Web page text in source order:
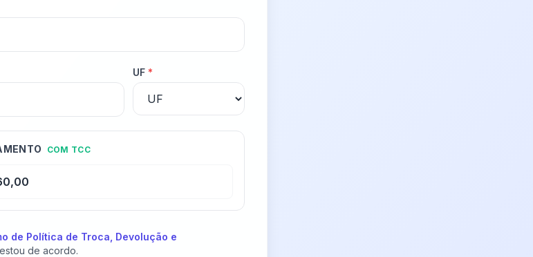
UF *
COM TCC
de Política de Troca, Devolução e
de acordo.